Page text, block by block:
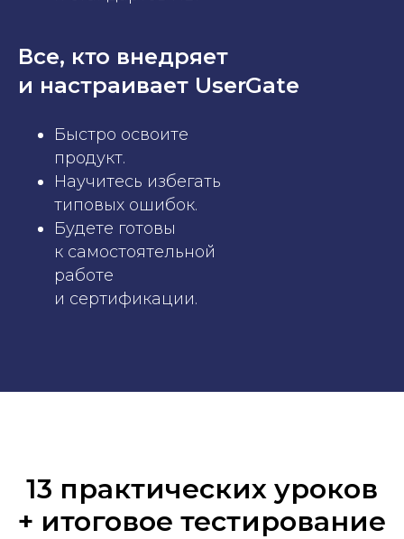
Все, кто внедряет
и настраивает UserGate
Быстро освоите
продукт.
Научитесь избегать
типовых ошибок.
Будете готовы
к самостоятельной
работе
и сертификации.
13 практических уроков
+ итоговое тестирование